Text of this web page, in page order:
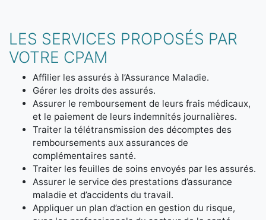
LES SERVICES PROPOSÉS PAR
VOTRE CPAM
Affilier les assurés à l’Assurance Maladie.
Gérer les droits des assurés.
Assurer le remboursement de leurs frais médicaux,
et le paiement de leurs indemnités journalières.
Traiter la télétransmission des décomptes des
remboursements aux assurances de
complémentaires santé.
Traiter les feuilles de soins envoyés par les assurés.
Assurer le service des prestations d’assurance
maladie et d’accidents du travail.
Appliquer un plan d’action en gestion du risque,